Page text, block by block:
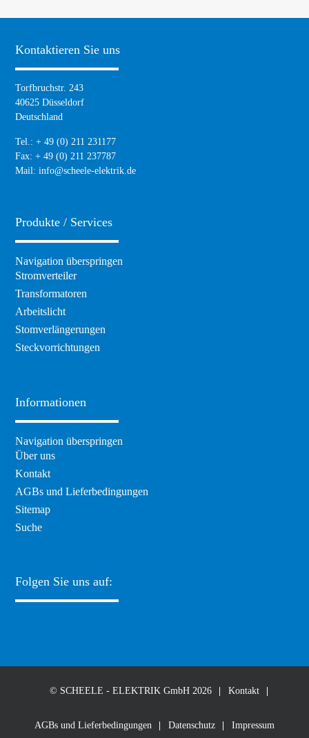
Kontaktieren Sie uns
Torfbruchstr. 243
40625 Düsseldorf
Deutschland
Tel.: + 49 (0) 211 231177
Fax: + 49 (0) 211 237787
Mail:info@scheele-elektrik.de
Produkte / Services
Navigation überspringen
Stromverteiler
Transformatoren
Arbeitslicht
Stomverlängerungen
Steckvorrichtungen
Informationen
Navigation überspringen
Über uns
Kontakt
AGBs und Lieferbedingungen
Sitemap
Suche
Folgen Sie uns auf:
© SCHEELE - ELEKTRIK GmbH 2026 Kontakt
AGBs und Lieferbedingungen Datenschutz Impressum